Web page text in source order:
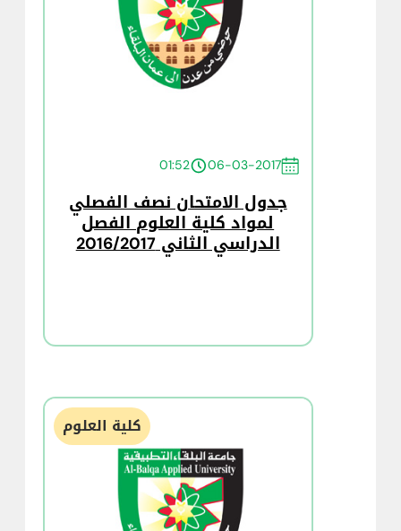
06-03-2017
01:52
جدول الامتحان نصف الفصلي
لمواد كلية العلوم الفصل
الدراسي الثاني 2016/2017
كلية العلوم